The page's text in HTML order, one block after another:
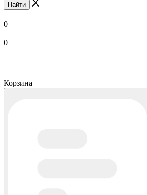
Найти
0
0
Корзина